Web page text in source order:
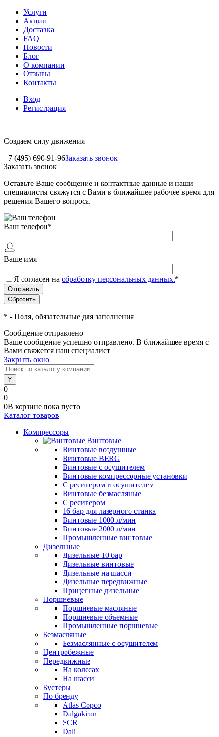
Услуги
Акции
Доставка
FAQ
Новости
Блог
О компании
Отзывы
Контакты
Вход
Регистрация
Создаем силу движения
+7 (495) 690-91-96Заказать звонок
Заказать звонок
Оставьте Ваше сообщение и контактные данные и наши
специалисты свяжутся с Вами в ближайшее рабочее время для
решения Вашего вопроса.
Ваш телефон*
Ваше имя
Я согласен на обработку персональных данных.*
* - Поля, обязательные для заполнения
Сообщение отправлено
Ваше сообщение успешно отправлено. В ближайшее время с
Вами свяжется наш специалист
Закрыть окно
0
0
0В корзине пока пусто
Каталог товаров
Компрессоры
Винтовые
Винтовые воздушные
Винтовые BERG
Винтовые с осушителем
Винтовые компрессорные установки
C ресивером и осушителем
Винтовые безмасляные
C ресивером
16 бар для лазерного станка
Винтовые 1000 л/мин
Винтовые 2000 л/мин
Промышленные винтовые
Дизельные
Дизельные 10 бар
Дизельные винтовые
Дизельные на шасси
Дизельные передвижные
Прицепные дизельные
Поршневые
Поршневые масляные
Поршневые объемные
Промышленные поршневые
Безмасляные
Безмаслянные с осушителем
Центробежные
Передвижные
На колесах
На шасси
Бустеры
По бренду
Atlas Copco
Dalgakiran
SCR
Dali